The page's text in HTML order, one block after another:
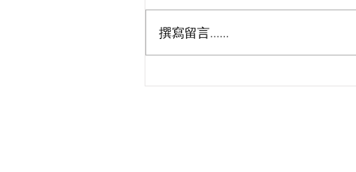
撰寫留言......